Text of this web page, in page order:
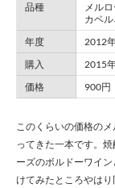
品種
メル
カベ
年度
2012
購入
2015
価格
900円
このくらいの価格の
ってきた一本です。
ーズのボルドーワイ
けてみたところやは